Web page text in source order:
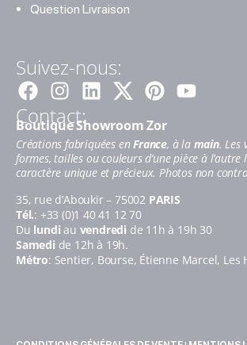
Question Livraison
Suivez-nous:
Facebook
Instagram
LinkedinPinterestYoutube
Contact:
Boutique Showroom Zor
Créations fabriquées enFrance, à la main. Les
formes, tailles ou couleurs d’une pièce à
caractère unique et précieux. Photos non
35, rue d’Aboukir – 75002 PARIS
Tél.: +33 (0)1 40 41 12 70
Du lundi au vendredi de 11h à 19h 30
Samedi de 12h à 19h.
Métro: Sentier, Bourse, Étienne Marcel, Les